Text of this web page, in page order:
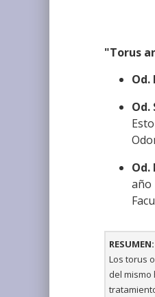
"Torus
Od.
Od.
Od.
año
RESUMEN:
Los torus
del